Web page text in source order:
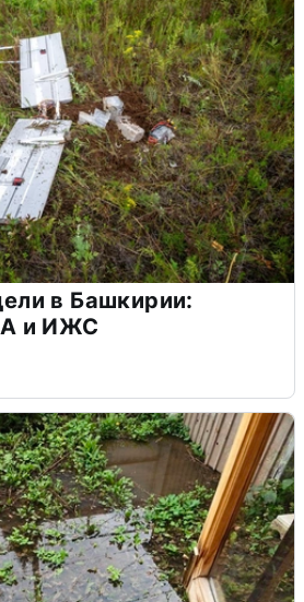
в Башкирии:
и ИЖС